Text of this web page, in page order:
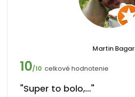
Martin Bagar
10/10 celkové hodnotenie
"Super to bolo,..."